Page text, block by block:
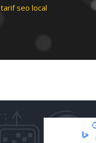
tarif seo local